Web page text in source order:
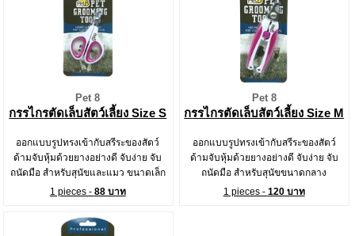
Pet 8
กรรไกรตัดเล็บสัตว์เลี้ยง Size S
ออกแบบรูปทรงเข้ากับสรีระของสัตว์
ด้ามจับหุ้มด้วยยางอย่างดี จับง่าย จับ
ถนัดมือ สำหรับสุนัขและแมว ขนาดเล็ก
1 pieces - 88 บาท
Pet 8
กรรไกรตัดเล็บสัตว์เลี้ยง Size M
ออกแบบรูปทรงเข้ากับสรีระของสัตว์
ด้ามจับหุ้มด้วยยางอย่างดี จับง่าย จับ
ถนัดมือ สำหรับสุนัขขนาดกลาง
1 pieces - 120 บาท